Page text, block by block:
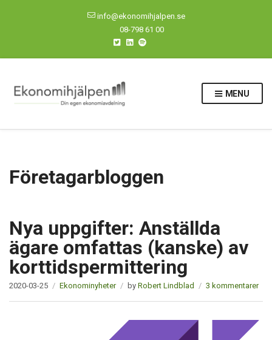
info@ekonomihjalpen.se
08-798 61 00
MENU
Företagarbloggen
Nya uppgifter: Anställda
ägare omfattas (kanske) av
korttidspermittering
2020-03-25 Ekonominyheter by Robert Lindblad 3 kommentarer